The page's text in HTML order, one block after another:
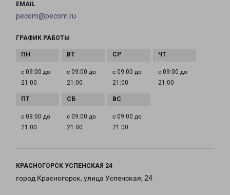
EMAIL
pecom@pecom.ru
ГРАФИК РАБОТЫ
с 09:00 до
21:00
с 09:00 до
21:00
с 09:00 до
21:00
с 09:00 до
21:00
с 09:00 до
21:00
с 09:00 до
21:00
с 09:00 до
21:00
КРАСНОГОРСК УСПЕНСКАЯ 24
город Красногорск, улица Успенская, 24